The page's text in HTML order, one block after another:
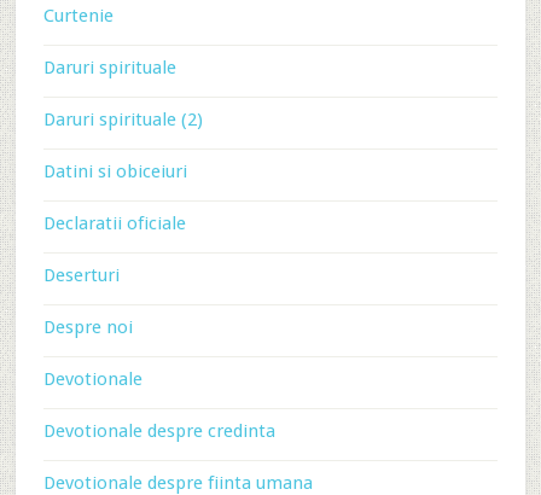
Curtenie
Daruri spirituale
Daruri spirituale (2)
Datini si obiceiuri
Declaratii oficiale
Deserturi
Despre noi
Devotionale
Devotionale despre credinta
Devotionale despre fiinta umana